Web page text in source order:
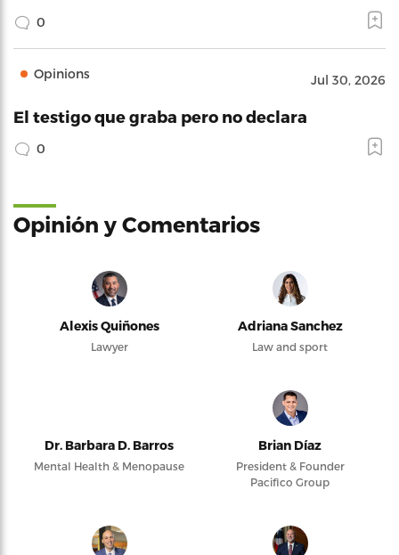
0
Opinions Jul 30, 2026
El testigo que graba pero no declara
0
Opinión y Comentarios
Alexis Quiñones
Lawyer
Adriana Sanchez
Law and sport
Dr. Barbara D. Barros
Mental Health & Menopause
Brian Díaz
President & Founder
Pacifico Group